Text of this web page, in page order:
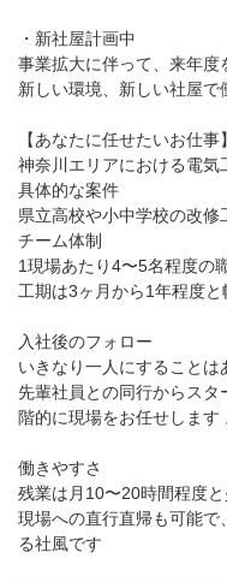
・新社屋計画中
事業拡大に伴って、来年度
新しい環境、新しい社屋で
【あなたに任せたいお仕事】
神奈川エリアにおける電気
具体的な案件
県立高校や小中学校の改修
チーム体制
1現場あたり4〜5名程度の
工期は3ヶ月から1年程度と
入社後のフォロー
いきなり一人にすることは
先輩社員との同行からス
階的に現場をお任せします
働きやすさ
残業は月10〜20時間程度と
現場への直行直帰も可能で
る社風です